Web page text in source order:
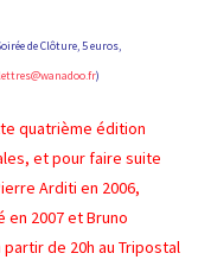
de Clôture, 5 euros,
)
quatrième édition
et pour faire suite
Arditi en 2006,
en 2007 et Bruno
de 20h au Tripostal